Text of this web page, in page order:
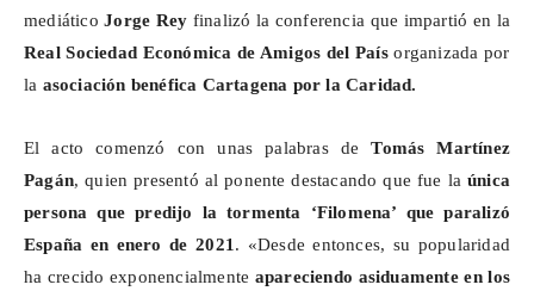
mediáticoJorge Rey finalizó la conferencia que impartió en la
Real Sociedad Económica de Amigos del Paísorganizada por
la asociación benéfica Cartagena por la Caridad.
El acto comenzó con unas palabras deTomás Martínez
Pagán, quien presentó al ponente destacando que fue la única
persona que predijo la tormenta ‘Filomena’ que paralizó
España en enero de 2021 . «Desde entonces, su popularidad
ha crecido exponencialmente apareciendo asiduamente en los